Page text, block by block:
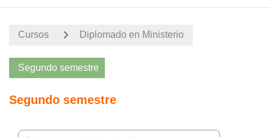
Cursos Diplomado en Ministerio
Segundo semestre
Segundo semestre